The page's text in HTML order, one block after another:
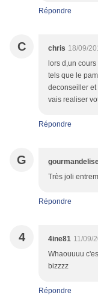
Répondre
C chris 18/09/
lors d,un
tels que le
deconseiller et
vais realiser
Répondre
G
Très joli
Répondre
4 4ine81 11/09/
Whaouuuu
bizzzz
Répondre